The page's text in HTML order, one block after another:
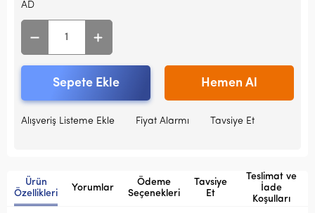
AD
Sepete Ekle Hemen Al
Alışveriş Listeme Ekle Fiyat Alarmı Tavsiye Et
Ürün
Özellikleri
Yorumlar
Ödeme
Seçenekleri
Tavsiye
Et
Teslimat ve
İade
Koşulları